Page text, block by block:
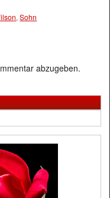
,Sohn
abzugeben.